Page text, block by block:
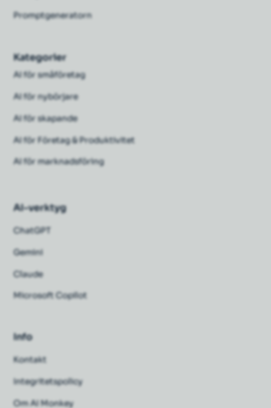
Promptgeneratorn
Kategorier
AI för småföretag
AI för nybörjare
AI för skapande
AI för Företag & Produktivitet
AI för marknadsföring
AI-verktyg
ChatGPT
Gemini
Claude
Microsoft Copilot
Info
Kontakt
Integritetspolicy
Om AI Monkey